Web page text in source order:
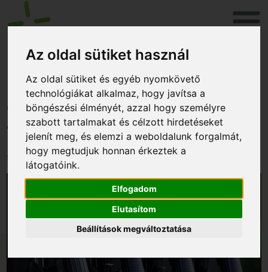
Az oldal sütiket használ
Az oldal sütiket és egyéb nyomkövető
technológiákat alkalmaz, hogy javítsa a
böngészési élményét, azzal hogy személyre
szabott tartalmakat és célzott hirdetéseket
jelenít meg, és elemzi a weboldalunk forgalmát,
hogy megtudjuk honnan érkeztek a
látogatóink.
Elfogadom
Elutasítom
Beállítások megváltoztatása
Hétfőtől a 95-ös benzin
és a gázolaj ára is 480
forint lesz!
2021. november 11.